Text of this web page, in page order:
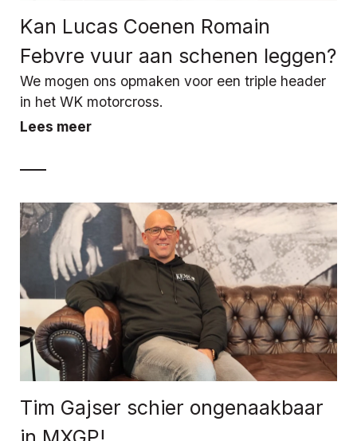
Kan Lucas Coenen Romain
Febvre vuur aan schenen leggen?
We mogen ons opmaken voor een triple header
in het WK motorcross.
Lees meer
Tim Gajser schier ongenaakbaar